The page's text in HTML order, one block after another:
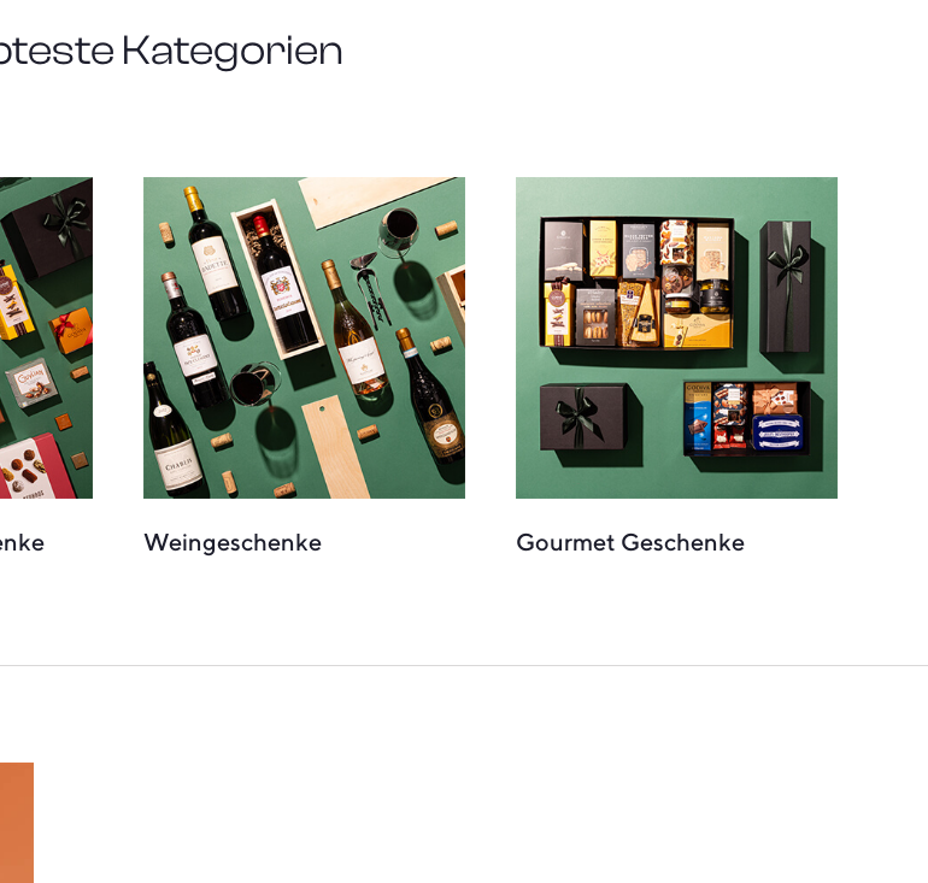
Kategorien
Weingeschenke Gourmet Geschenke